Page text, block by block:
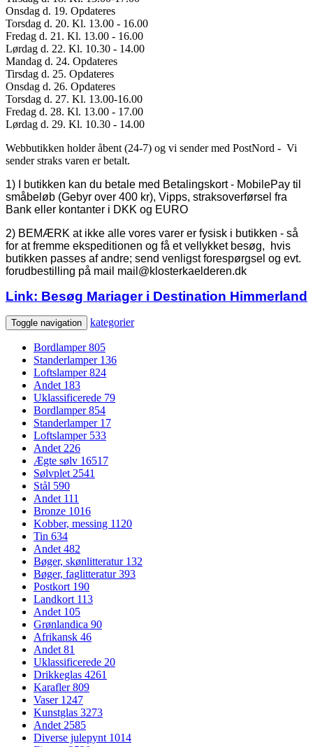
Onsdag d. 19. Opdateres
Torsdag d. 20. Kl. 13.00 - 16.00
Fredag d. 21. Kl. 13.00 - 16.00
Lørdag d. 22. Kl. 10.30 - 14.00
Mandag d. 24. Opdateres
Tirsdag d. 25. Opdateres
Onsdag d. 26. Opdateres
Torsdag d. 27. Kl. 13.00-16.00
Fredag d. 28. Kl. 13.00 - 17.00
Lørdag d. 29. Kl. 10.30 - 14.00
Webbutikken holder åbent (24-7) og vi sender med PostNord - Vi
sender straks varen er betalt.
1) I butikken kan du betale med Betalingskort - MobilePay til
småbeløb (Gebyr over 400 kr), Vipps, straksoverførsel fra
Bank eller kontanter i DKK og EURO
2) BEMÆRK at ikke alle vores varer er fysisk i butikken - så
for at fremme ekspeditionen og få et vellykket besøg, hvis
butikken passes af andre; send venligst forespørgsel og evt.
forudbestilling på mail mail@klosterkaelderen.dk
Link: Besøg Mariager i Destination Himmerland
Toggle navigation kategorier
Bordlamper805
Standerlamper 136
Loftslamper824
Andet 183
Uklassificerede 79
Bordlamper854
Standerlamper 17
Loftslamper 533
Andet226
Ægte sølv 16517
Sølvplet2541
Stål 590
Andet 111
Bronze 1016
Kobber, messing 1120
Tin 634
Andet482
Bøger, skønlitteratur 132
Bøger, faglitteratur393
Postkort 190
Landkort 113
Andet 105
Grønlandica 90
Afrikansk 46
Andet81
Uklassificerede 20
Drikkeglas 4261
Karafler809
Vaser 1247
Kunstglas 3273
Andet2585
Diverse julepynt 1014